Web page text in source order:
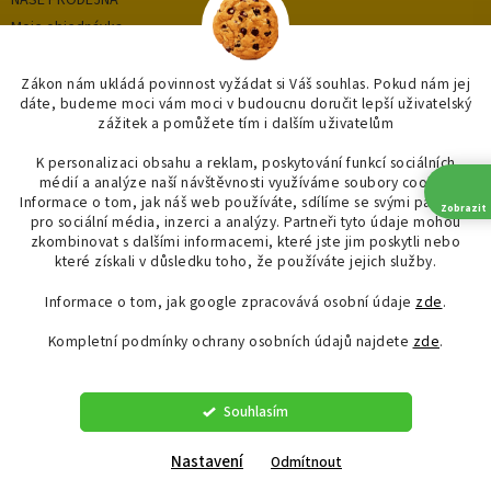
Zákon nám ukládá povinnost vyžádat si Váš souhlas. Pokud nám jej
dáte, budeme moci vám moci v budoucnu doručit lepší uživatelský
zážitek a pomůžete tím i dalším uživatelům
K personalizaci obsahu a reklam, poskytování funkcí sociálních
médií a analýze naší návštěvnosti využíváme soubory cookie.
Informace o tom, jak náš web používáte, sdílíme se svými partnery
pro sociální média, inzerci a analýzy. Partneři tyto údaje mohou
zkombinovat s dalšími informacemi, které jste jim poskytli nebo
které získali v důsledku toho, že používáte jejich služby.
Informace o tom, jak google zpracovává osobní údaje zde.
Kompletní podmínky ochrany osobních údajů najdete zde.
Souhlasím
Nastavení Odmítnout
Moje objednávka
Kategorie
OUTLET až -75%
OBKLADY A DLAŽBY
OSVĚTLENÍ
SAPHO
Copyright 2026 "OBKLADYADLAZBY.CZ"
. Všechna práva vyhrazena.
Zobrazit